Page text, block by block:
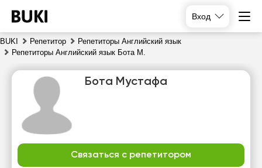
Вход
BUKI Репетитор
Репетиторы Английский язык
Репетиторы Английский язык Бота М.
Бота Мустафа
Связаться с репетитором
пн
вт